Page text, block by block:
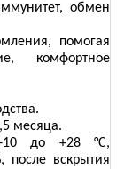
обмен
помогая
комфортное
месяца.
до +28 °C,
после вскрытия